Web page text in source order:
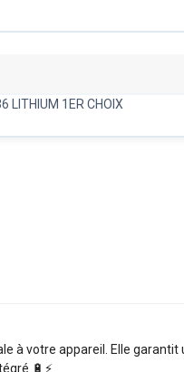
LITHIUM 1ER CHOIX
à votre appareil. Elle garantit
🔋⚡️